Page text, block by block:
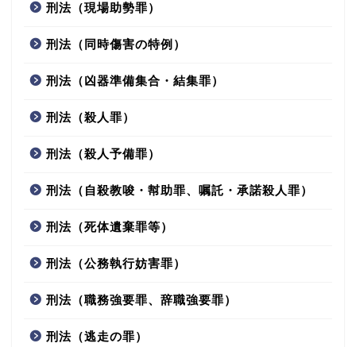
刑法（現場助勢罪）
刑法（同時傷害の特例）
刑法（凶器準備集合・結集罪）
刑法（殺人罪）
刑法（殺人予備罪）
刑法（自殺教唆・幇助罪、嘱託・承諾殺人罪）
刑法（死体遺棄罪等）
刑法（公務執行妨害罪）
刑法（職務強要罪、辞職強要罪）
刑法（逃走の罪）